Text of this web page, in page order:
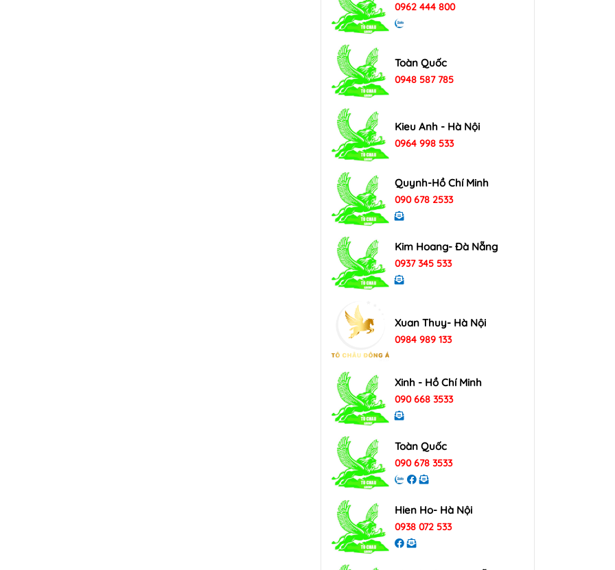
0962 444 800
Toàn Quốc
0948 587 785
Kieu Anh - Hà Nội
0964 998 533
Quynh-Hồ Chí Minh
090 678 2533
Kim Hoang- Đà Nẵng
0937 345 533
Xuan Thuy- Hà Nội
0984 989 133
Xinh - Hồ Chí Minh
090 668 3533
Toàn Quốc
090 678 3533
Hien Ho- Hà Nội
0938 072 533